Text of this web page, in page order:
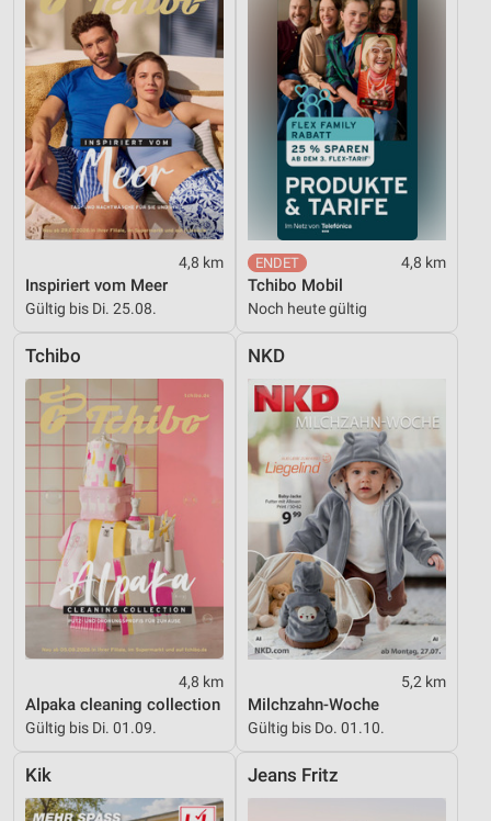
4,8 km
Inspiriert vom Meer
Gültig bis Di. 25.08.
4,8 km
Tchibo Mobil
Noch heute gültig
Tchibo
4,8 km
Alpaka cleaning collection
Gültig bis Di. 01.09.
NKD
5,2 km
Milchzahn-Woche
Gültig bis Do. 01.10.
Kik Jeans Fritz